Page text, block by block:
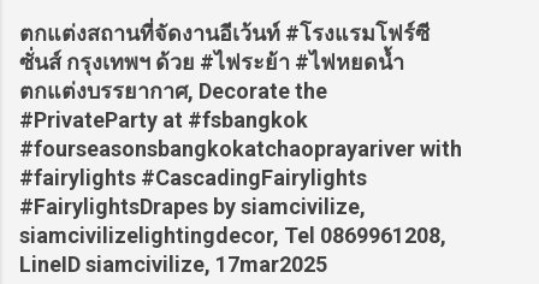
atapholkatcha [ ภาพผลงานรูปแบบการตกแต่งไฟ
ประดับ ในแบบอื่นๆ Additional Sample of Our
Decorative Lighting Work]. Lighting Decoration
www.siamcivilize.com LineID: siamcivilize Tel:
0869961208 IG: SiamcivilizeLightingDeco
FourSeasons #fsbangkok
#fourseasonsbangkokatchaoprayariver
#fourseasonshotelbangkok # โรงแรมโฟร์ซี
ซั่นส์ กรุงเทพฯ # ไฟประดับ # ไฟตกแต่ง #
ขายให้เช่าและติดตั้งไฟประดับ # ไฟตกแต่งงาน
ตกแต่งสถานที่จัดงานอีเว้นท์ #โรงแรมโฟร์ซี
ซั่นส์ กรุงเทพฯ ด้วย #ไฟระย้า #ไฟหยดน้ำ
ตกแต่งบรรยากาศ, Decorate the
#PrivateParty at #fsbangkok
#fourseasonsbangkokatchaoprayariver with
#fairylights #CascadingFairylights
#FairylightsDrapes by siamcivilize,
siamcivilizelightingdecor, Tel 0869961208,
LineID siamcivilize, 17mar2025